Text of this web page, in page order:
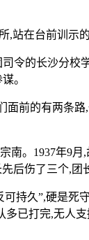
站在台前训示
令的长沙分
。
前的有两条
。1937年9
后伤了三个,
持久”,硬是
多已打完,无人